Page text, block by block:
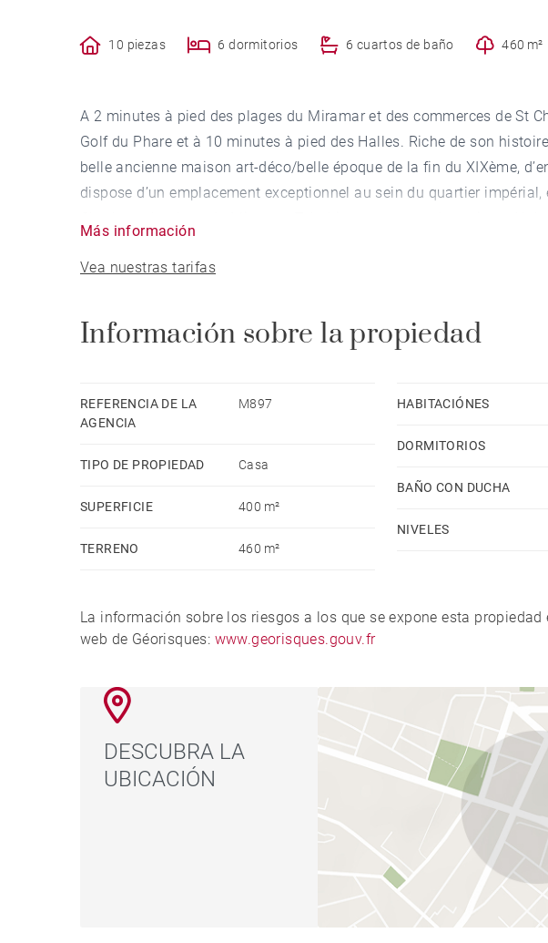
10 piezas 6 dormitorios 6 cuartos de baño 460 m²
A 2 minutes à pied des plages du Miramar et des commerces de St
Golf du Phare et à 10 minutes à pied des Halles. Riche de son
belle ancienne maison art-déco/belle époque de la fin du XIXème,
dispose d’un emplacement exceptionnel au sein du quartier impérial,
belle maison.
Más información
Vea nuestras tarifas
Información sobre la propiedad
REFERENCIA DE LA
AGENCIA
M897
TIPO DE PROPIEDAD Casa
SUPERFICIE 400 m²
TERRENO 460 m²
HABITACIÓNES
DORMITORIOS
BAÑO CON DUCHA
NIVELES
La información sobre los riesgos a los que se expone esta
web de Géorisques: www.georisques.gouv.fr
DESCUBRA LA
UBICACIÓN